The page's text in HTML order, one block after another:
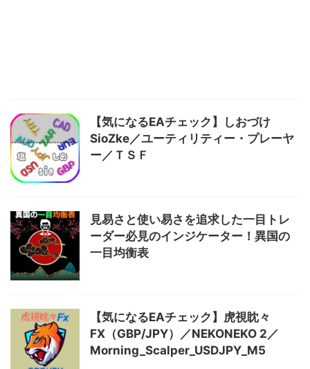
【気になるEAチェック】しおづけ
SioZke／ユーティリティー・プレーヤ
ー／ＴＳＦ
見易さと使い易さを追求した一目トレ
ーダー必見のインジケーター！異国の
一目均衡表
【気になるEAチェック】虎視眈々
FX（GBP/JPY）／NEKONEKO 2／
Morning_Scalper_USDJPY_M5